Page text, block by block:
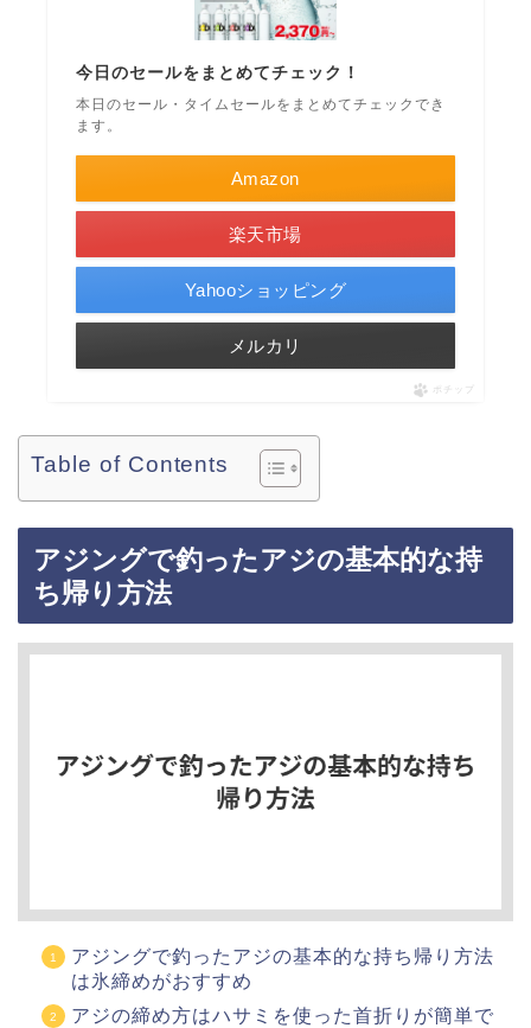
今日のセールをまとめてチェック！
本日のセール・タイムセールをまとめてチェックでき
ます。
Amazon
楽天市場
Yahooショッピング
メルカリ
ポチップ
Table of Contents
アジングで釣ったアジの基本的な持
ち帰り方法
アジングで釣ったアジの基本的な持ち帰り方法
は氷締めがおすすめ
アジの締め方はハサミを使った首折りが簡単で